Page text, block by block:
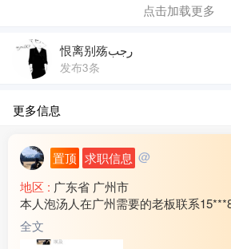
点击加载更多
恨离别殇رجب
发布3条
更多信息
置顶 求职信息 @
地区 : 广东省 广州市
本人泡汤人在广州需要的老板联系
全文